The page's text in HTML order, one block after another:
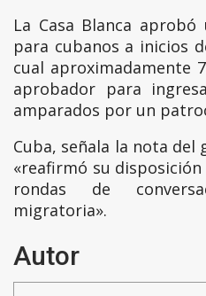
La Casa Blanca
para cubanos a inicios
cual aproximadamente
aprobador para
amparados por un
Cuba, señala la nota del
«reafirmó su
rondas de
migratoria».
Autor